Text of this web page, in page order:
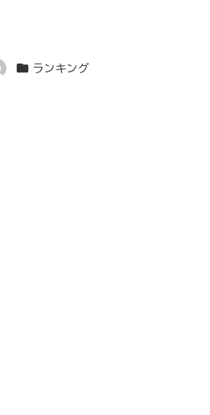
カテゴリー
ランキング